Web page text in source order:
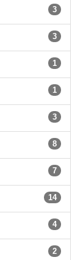
3
3
1
1
3
8
7
14
4
2